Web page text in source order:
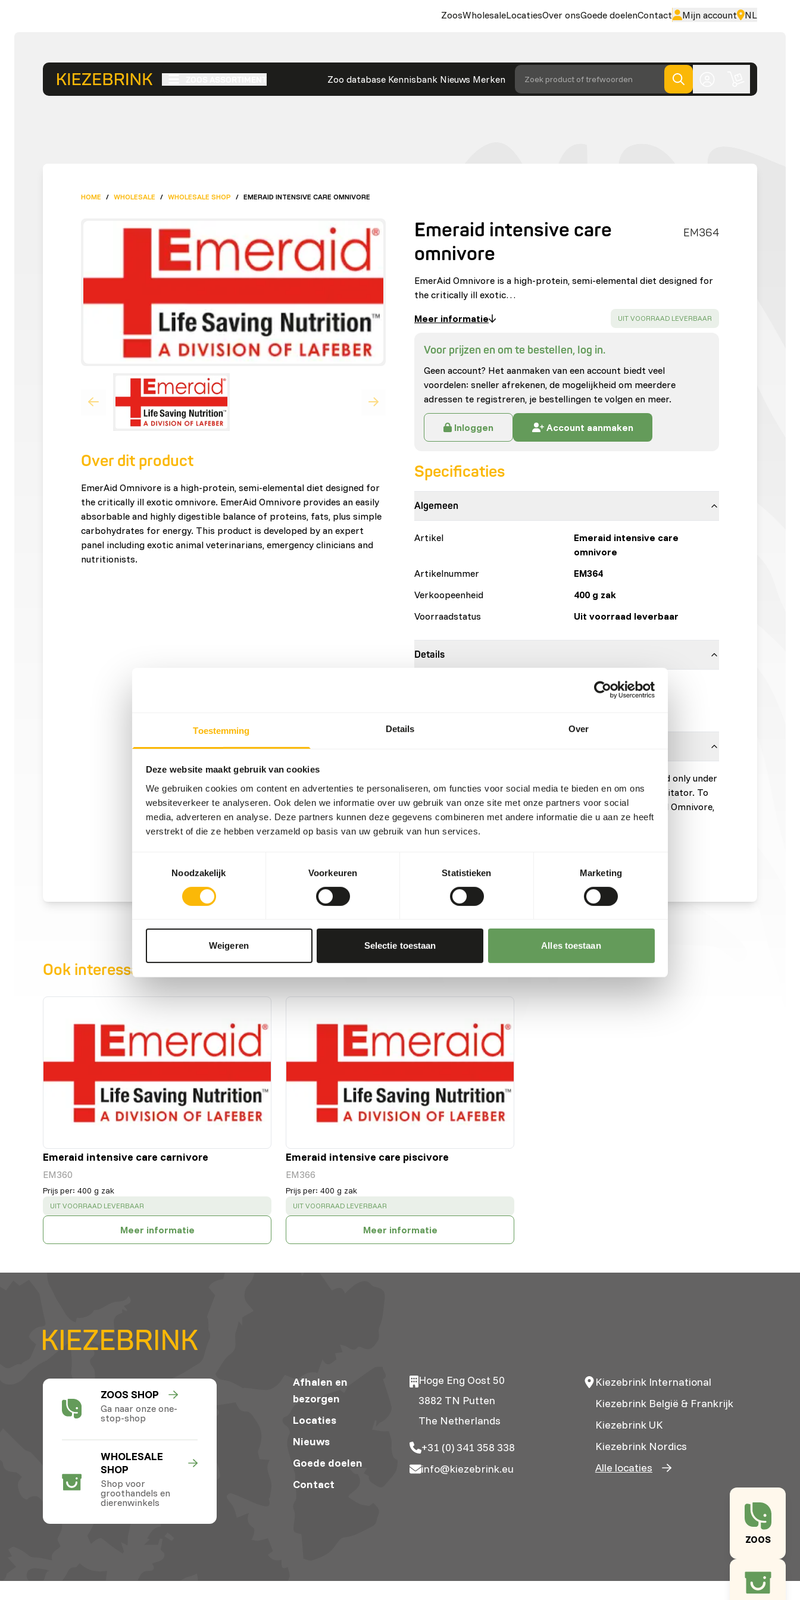
Toestemming Details Over
Deze website maakt gebruik van cookies
We gebruiken cookies om content en advertenties te personaliseren, om functies voor social media te bieden en om ons
websiteverkeer te analyseren. Ook delen we informatie over uw gebruik van onze site met onze partners voor social
media, adverteren en analyse. Deze partners kunnen deze gegevens combineren met andere informatie die u aan ze heeft
verstrekt of die ze hebben verzameld op basis van uw gebruik van hun services.
Noodzakelijk
Voorkeuren Statistieken Marketing
Weigeren Selectie toestaan Alles toestaan
ZoosWholesaleLocatiesOver onsGoede doelenContact Mijn account NL
Zoo database Kennisbank Nieuws Merken Zoek product of trefwoorden
ZOOS
HOME / WHOLESALE / WHOLESALE SHOP / EMERAID INTENSIVE CARE OMNIVORE
Over dit product
EmerAid Omnivore is a high-protein, semi-elemental diet designed for
the critically ill exotic omnivore. EmerAid Omnivore provides an easily
absorbable and highly digestible balance of proteins, fats, plus simple
carbohydrates for energy. This product is developed by an expert
panel including exotic animal veterinarians, emergency clinicians and
nutritionists.
Emeraid intensive care
omnivore
EM364
EmerAid Omnivore is a high-protein, semi-elemental diet designed for
the critically ill exotic…
Meer informatie
SUCCESS:
UIT VOORRAAD LEVERBAAR
Voor prijzen en om te bestellen, log in.
Geen account? Het aanmaken van een account biedt veel
voordelen: sneller afrekenen, de mogelijkheid om meerdere
adressen te registreren, je bestellingen te volgen en meer.
Inloggen Account aanmaken
Specificaties
Algemeen
Artikel
Emeraid intensive care
omnivore
Artikelnummer
EM364
Verkoopeenheid
400 g zak
Voorraadstatus
Uit voorraad leverbaar
Details
Other Brands
EmerAid Omnivore is a therapeutic diet designed to be used only under
the supervision of a licensed veterinarian or wildlife rehabilitator. To
learn about the preparation and administration of EmerAid Omnivore,
refer to the provided product sheet or visit
https://emeraid.com/vet/emeraid-omnivore/
Ook interessant
Emeraid intensive care carnivore
EM360
Prijs per: 400 g zak
SUCCESS:
UIT VOORRAAD LEVERBAAR
Meer informatie
Emeraid intensive care piscivore
EM366
Prijs per: 400 g zak
SUCCESS:
UIT VOORRAAD LEVERBAAR
Meer informatie
ZOOS SHOP
Ga naar onze one-
stop-shop
WHOLESALE
SHOP
Shop voor
groothandels en
dierenwinkels
Afhalen en
bezorgen
Locaties
Nieuws
Goede doelen
Contact
Hoge Eng Oost 50
3882 TN Putten
The Netherlands
+31 (0) 341 358 338
info@kiezebrink.eu
Kiezebrink International
Kiezebrink België & Frankrijk
Kiezebrink UK
Kiezebrink Nordics
Alle locaties